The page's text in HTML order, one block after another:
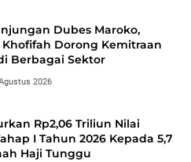
Dubes Maroko,
Dorong Kemitraan
Berbagai Sektor
2026
Rp2,06 Triliun Nilai
I Tahun 2026 Kepada 5,7
Haji Tunggu